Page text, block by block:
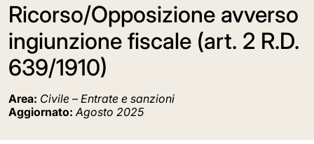
Ricorso/Opposizione avverso
ingiunzione fiscale (art. 2 R.D.
639/1910)
Area: Civile – Entrate e sanzioni
Aggiornato: Agosto 2025